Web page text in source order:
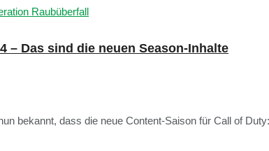
– Das sind die neuen Season-Inhalte
bekannt, dass die neue Content-Saison für Call of